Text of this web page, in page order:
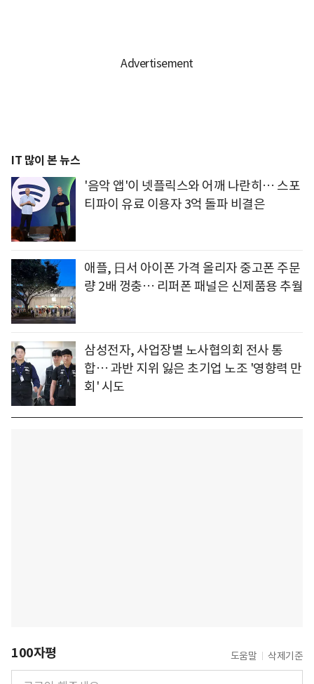
IT 많이 본 뉴스
'음악 앱'이 넷플릭스와 어깨 나란히… 스포
티파이 유료 이용자 3억 돌파 비결은
애플, 日서 아이폰 가격 올리자 중고폰 주문
량 2배 껑충… 리퍼폰 패널은 신제품용 추월
삼성전자, 사업장별 노사협의회 전사 통
합… 과반 지위 잃은 초기업 노조 '영향력 만
회' 시도
100자평 도움말 삭제기준